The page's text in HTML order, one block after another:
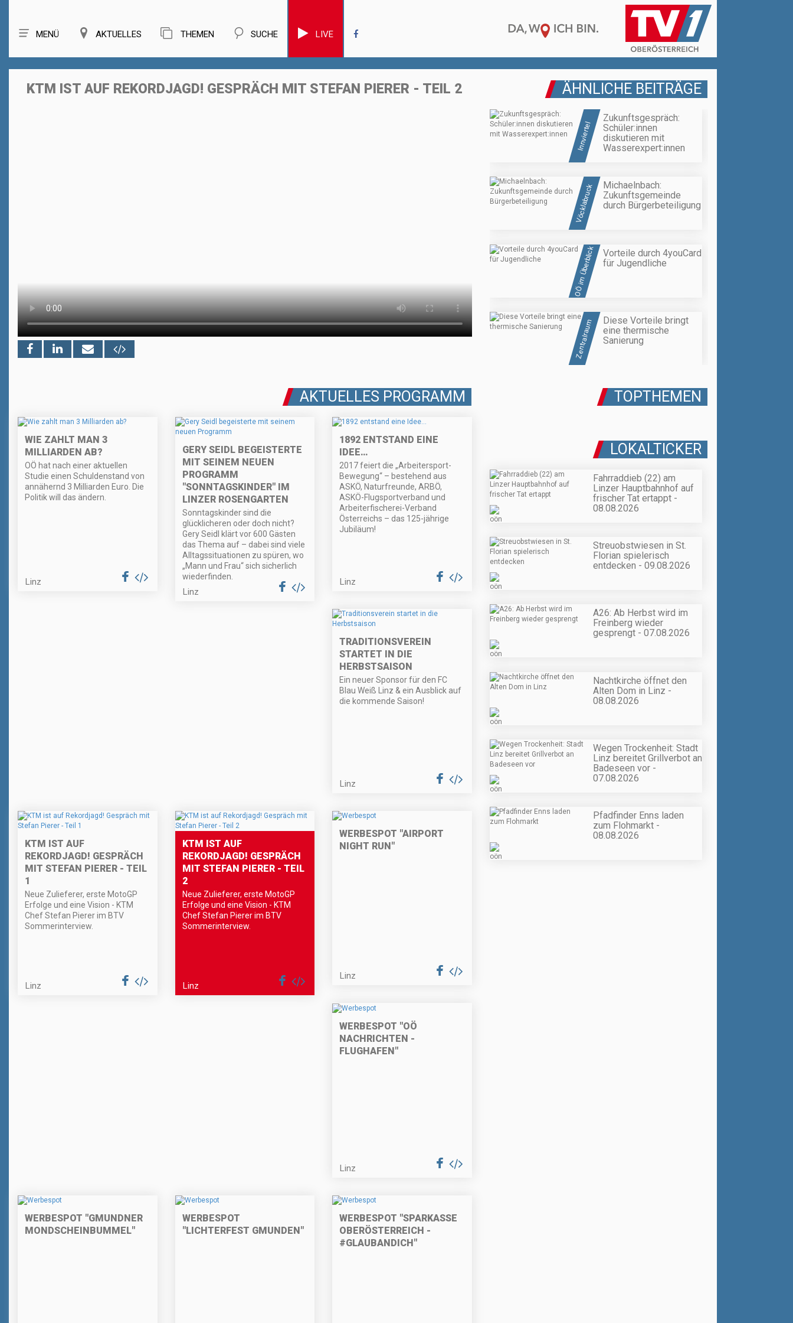
MENÜ AKTUELLES THEMEN SUCHE LIVE
KTM IST AUF REKORDJAGD! GESPRÄCH MIT STEFAN PIERER - TEIL 2 ÄHNLICHE BEITRÄGE
Innviertel
Zukunftsgespräch:
Schüler:innen
diskutieren mit
Wasserexpert:innen
Vöcklabruck
Michaelnbach:
Zukunftsgemeinde
durch Bürgerbeteiligung
OÖ im Überblick
Vorteile durch 4youCard
für Jugendliche
Zentralraum
Diese Vorteile bringt
eine thermische
Sanierung
AKTUELLES PROGRAMM
WIE ZAHLT MAN 3
MILLIARDEN AB?
OÖ hat nach einer aktuellen
Studie einen Schuldenstand von
annähernd 3 Milliarden Euro. Die
Politik will das ändern.
Linz
GERY SEIDL BEGEISTERTE
MIT SEINEM NEUEN
PROGRAMM
"SONNTAGSKINDER" IM
LINZER ROSENGARTEN
Sonntagskinder sind die
glücklicheren oder doch nicht?
Gery Seidl klärt vor 600 Gästen
das Thema auf – dabei sind viele
Alltagssituationen zu spüren, wo
„Mann und Frau“ sich sicherlich
wiederfinden.
Linz
1892 ENTSTAND EINE
IDEE…
2017 feiert die „Arbeitersport-
Bewegung“ – bestehend aus
ASKÖ, Naturfreunde, ARBÖ,
ASKÖ-Flugsportverband und
Arbeiterfischerei-Verband
Österreichs – das 125-jährige
Jubiläum!
Linz
TRADITIONSVEREIN
STARTET IN DIE
HERBSTSAISON
Ein neuer Sponsor für den FC
Blau Weiß Linz & ein Ausblick auf
die kommende Saison!
Linz
KTM IST AUF
REKORDJAGD! GESPRÄCH
MIT STEFAN PIERER - TEIL
1
Neue Zulieferer, erste MotoGP
Erfolge und eine Vision - KTM
Chef Stefan Pierer im BTV
Sommerinterview.
Linz
KTM IST AUF
REKORDJAGD! GESPRÄCH
MIT STEFAN PIERER - TEIL
2
Neue Zulieferer, erste MotoGP
Erfolge und eine Vision - KTM
Chef Stefan Pierer im BTV
Sommerinterview.
Linz
WERBESPOT "AIRPORT
NIGHT RUN"
Linz
WERBESPOT "OÖ
NACHRICHTEN -
FLUGHAFEN"
Linz
WERBESPOT "GMUNDNER
MONDSCHEINBUMMEL"
WERBESPOT
"LICHTERFEST GMUNDEN"
WERBESPOT "SPARKASSE
OBERÖSTERREICH -
#GLAUBANDICH"
TOPTHEMEN
LOKALTICKER
Fahrraddieb (22) am
Linzer Hauptbahnhof auf
frischer Tat ertappt -
08.08.2026
Streuobstwiesen in St.
Florian spielerisch
entdecken - 09.08.2026
A26: Ab Herbst wird im
Freinberg wieder
gesprengt - 07.08.2026
Nachtkirche öffnet den
Alten Dom in Linz -
08.08.2026
Wegen Trockenheit: Stadt
Linz bereitet Grillverbot an
Badeseen vor -
07.08.2026
Pfadfinder Enns laden
zum Flohmarkt -
08.08.2026